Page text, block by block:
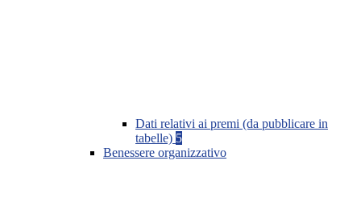
Dati relativi ai premi (da pubblicare in
tabelle) 5
Benessere organizzativo